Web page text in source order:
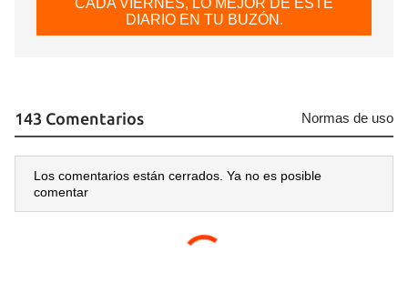
Guardar como favorito
INICIAR SESIÓN CANCELAR
CADA VIERNES, LO MEJOR DE ESTE
DIARIO EN TU BUZÓN.
143 Comentarios Normas de uso
Los comentarios están cerrados. Ya no es posible
comentar